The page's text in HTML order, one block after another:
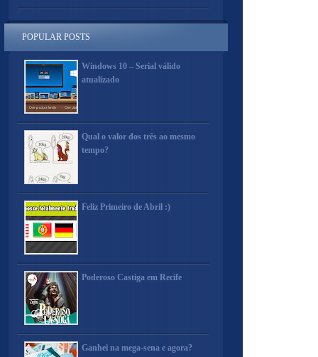
POPULAR POSTS
Windows 10 – Serial válido
atualizado
Qual o valor dos três ao mesmo
tempo?
Feliz Primeiro de Abril :)
Poderoso Castiga em Recife
Ganhei na mega-sena e agora?